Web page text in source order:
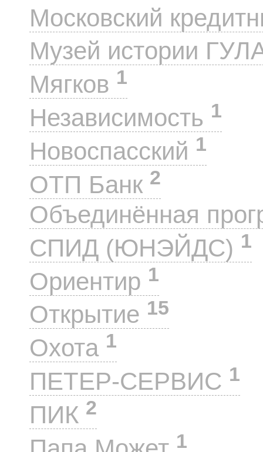
Московский
Музей истории
Мягков 1
Независимость 1
Новоспасский 1
ОТП Банк 2
Объединённая
СПИД (ЮНЭЙДС) 1
Ориентир 1
Открытие 15
Охота 1
ПЕТЕР-СЕРВИС 1
ПИК 2
1